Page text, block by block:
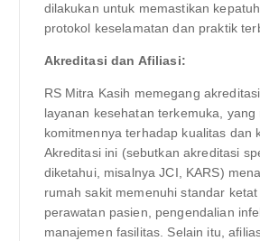
dilakukan untuk memastikan
protokol keselamatan dan praktik
Akreditasi dan Afiliasi:
RS Mitra Kasih memegang
layanan kesehatan terkemuka, yang
komitmennya terhadap kualitas dan
Akreditasi ini (sebutkan akreditasi
diketahui, misalnya JCI, KARS)
rumah sakit memenuhi standar ketat
perawatan pasien, pengendalian
manajemen fasilitas. Selain itu,